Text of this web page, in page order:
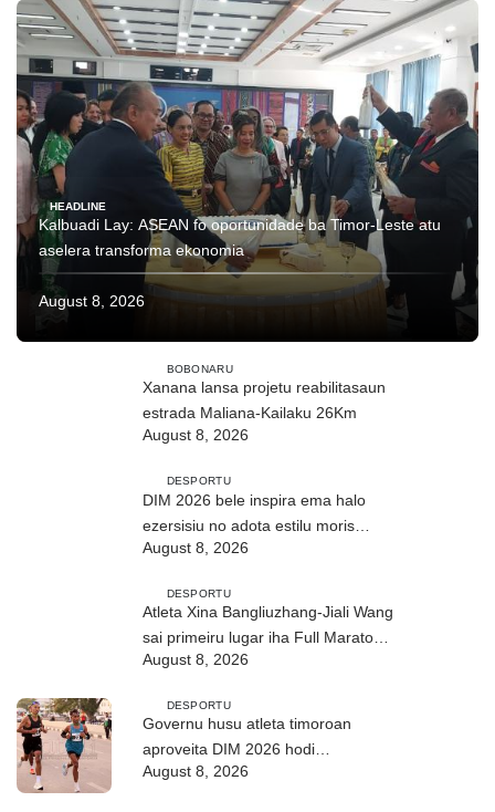
HEADLINE
Kalbuadi Lay: ASEAN fo oportunidade ba Timor-Leste atu
aselera transforma ekonomia
August 8, 2026
BOBONARU
Xanana lansa projetu reabilitasaun
estrada Maliana-Kailaku 26Km
August 8, 2026
DESPORTU
DIM 2026 bele inspira ema halo
ezersisiu no adota estilu moris
saudável
August 8, 2026
DESPORTU
Atleta Xina Bangliuzhang-Jiali Wang
sai primeiru lugar iha Full Maratona
42Km
August 8, 2026
DESPORTU
Governu husu atleta timoroan
aproveita DIM 2026 hodi
dezenvolve kapasidade
August 8, 2026